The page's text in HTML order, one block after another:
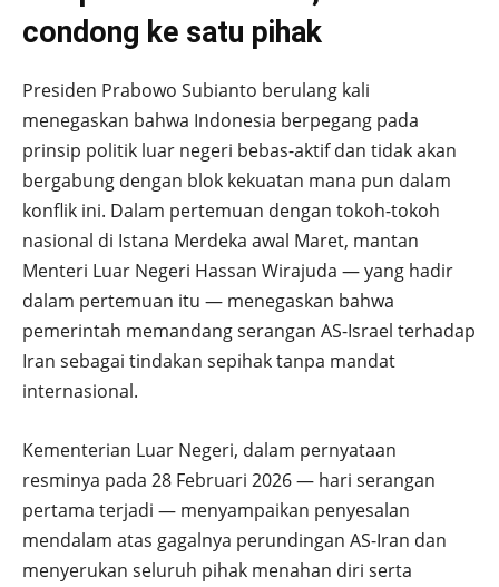
condong ke satu pihak
Presiden Prabowo Subianto berulang kali
menegaskan bahwa Indonesia berpegang pada
prinsip politik luar negeri bebas-aktif dan tidak akan
bergabung dengan blok kekuatan mana pun dalam
konflik ini. Dalam pertemuan dengan tokoh-tokoh
nasional di Istana Merdeka awal Maret, mantan
Menteri Luar Negeri Hassan Wirajuda — yang hadir
dalam pertemuan itu — menegaskan bahwa
pemerintah memandang serangan AS-Israel terhadap
Iran sebagai tindakan sepihak tanpa mandat
internasional.
Kementerian Luar Negeri, dalam pernyataan
resminya pada 28 Februari 2026 — hari serangan
pertama terjadi — menyampaikan penyesalan
mendalam atas gagalnya perundingan AS-Iran dan
menyerukan seluruh pihak menahan diri serta